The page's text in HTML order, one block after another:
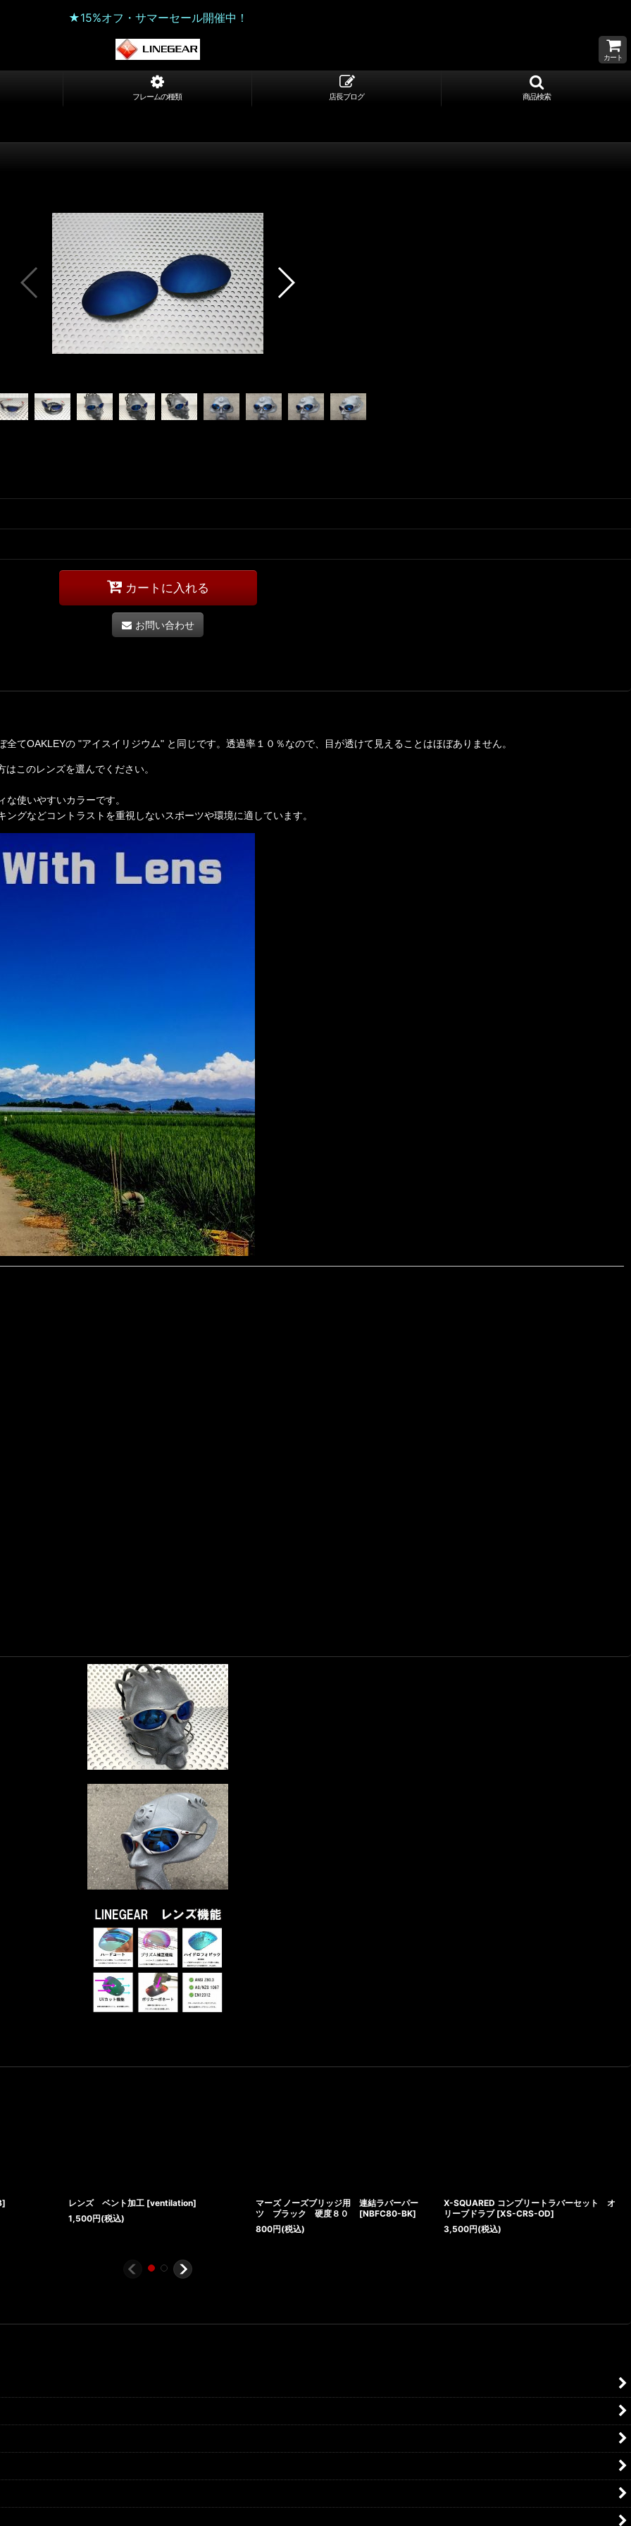
★15%オフ・サマーセール開催中！
カート
フレームの種類 店長ブログ 商品検索
カートに入れる
お問い合わせ
全てOAKLEYの "アイスイリジウム" と同じです。透過率１０％なので、目が透けて見えることはほぼありません。
このレンズを選んでください。
な使いやすいカラーです。
グなどコントラストを重視しないスポーツや環境に適しています。
] レンズ ベント加工 [ventilation]
1,500円(税込)
マーズ ノーズブリッジ用 連結ラバーパー
ツ ブラック 硬度８０
[NBFC80-BK]
800円(税込)
X-SQUARED コンプリートラバーセット オ
リーブドラブ [XS-CRS-OD]
3,500円(税込)